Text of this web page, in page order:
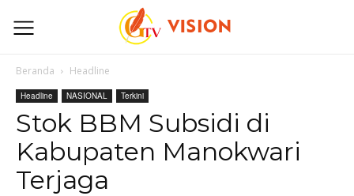
Beranda Headline
Headline NASIONAL Terkini
Stok BBM Subsidi di
Kabupaten Manokwari
Terjaga